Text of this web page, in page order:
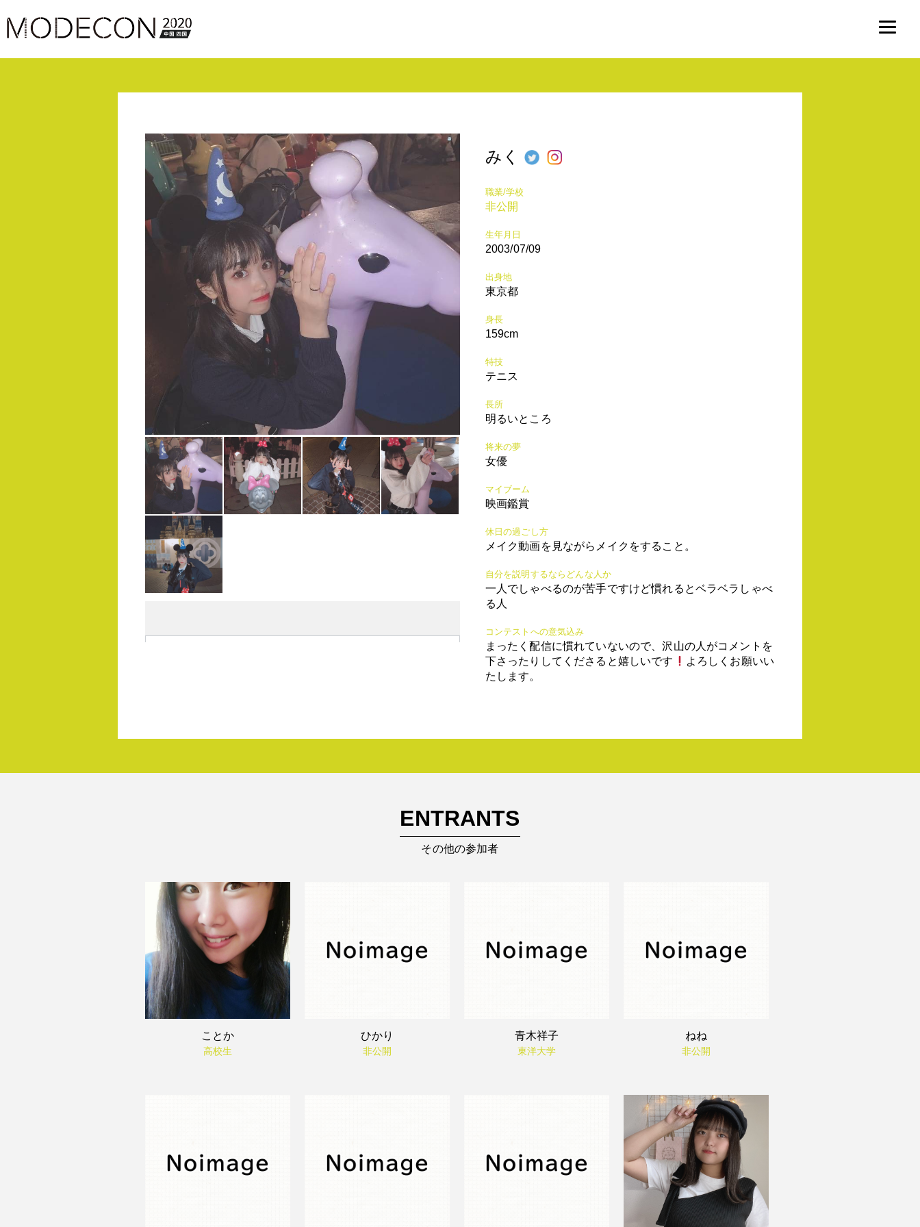
みく
職業/学校
非公開
生年月日
2003/07/09
出身地
東京都
身長
159cm
特技
テニス
長所
明るいところ
将来の夢
女優
マイブーム
映画鑑賞
休日の過ごし方
メイク動画を見ながらメイクをすること。
自分を説明するならどんな人か
一人でしゃべるのが苦手ですけど慣れるとベラベラしゃべ
る人
コンテストへの意気込み
まったく配信に慣れていないので、沢山の人がコメントを
下さったりしてくださると嬉しいです
よろしくお願いい
たします。
ENTRANTS
その他の参加者
ことか
高校生
ひかり
非公開
青木祥子
東洋大学
ねね
非公開